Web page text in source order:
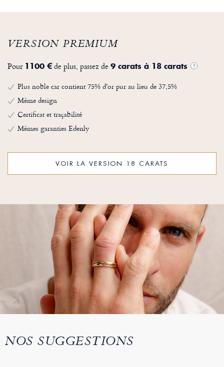
VERSION PREMIUM
Pour 1100 €de plus, passez de 9 carats à 18 carats ?
Plus noble car contient 75% d'or pur au lieu de 37,5%
Même design
Certificat et traçabilité
Mêmes garanties Edenly
VOIR LA VERSION 18 CARATS
NOS SUGGESTIONS